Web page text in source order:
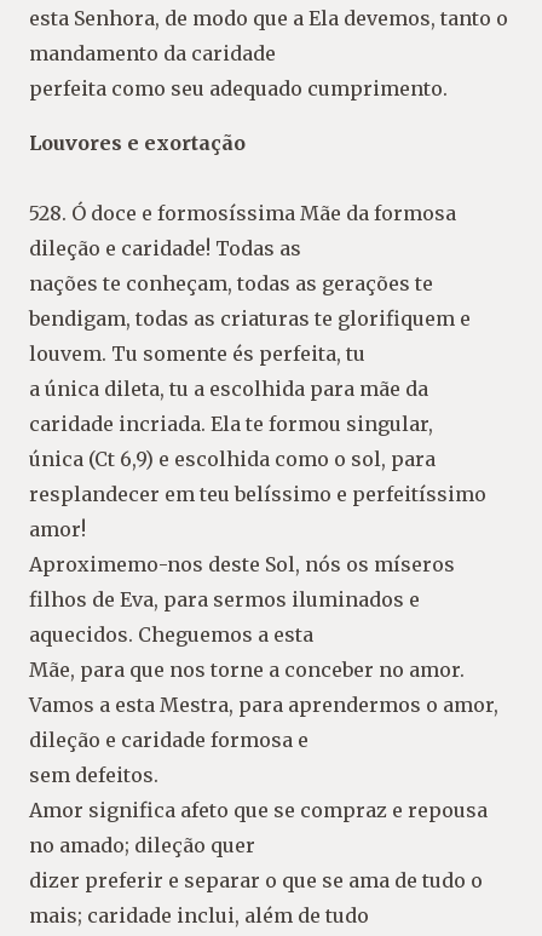
esta Senhora, de modo que a Ela devemos, tanto o
mandamento da caridade
perfeita como seu adequado cumprimento.
Louvores e exortação
528. Ó doce e formosíssima Mãe da formosa
dileção e caridade! Todas as
nações te conheçam, todas as gerações te
bendigam, todas as criaturas te glorifiquem e
louvem. Tu somente és perfeita, tu
a única dileta, tu a escolhida para mãe da
caridade incriada. Ela te formou singular,
única (Ct 6,9) e escolhida como o sol, para
resplandecer em teu belíssimo e perfeitíssimo
amor!
Aproximemo-nos deste Sol, nós os míseros
filhos de Eva, para sermos iluminados e
aquecidos. Cheguemos a esta
Mãe, para que nos torne a conceber no amor.
Vamos a esta Mestra, para aprendermos o amor,
dileção e caridade formosa e
sem defeitos.
Amor significa afeto que se compraz e repousa
no amado; dileção quer
dizer preferir e separar o que se ama de tudo o
mais; caridade inclui, além de tudo